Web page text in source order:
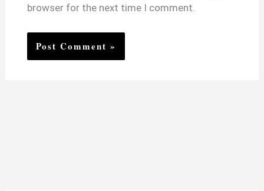
browser for the next time I comment.